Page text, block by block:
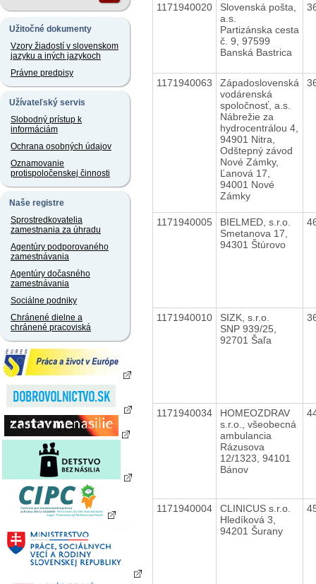
Užitočné dokumenty
Vzory žiadostí v slovenskom
jazyku a iných jazykoch
Právne predpisy
Užívateľský servis
Slobodný prístup k
informáciám
Ochrana osobných údajov
Oznamovanie
protispoločenskej činnosti
Naše registre
Sprostredkovatelia
zamestnania za úhradu
Agentúry podporovaného
zamestnávania
Agentúry dočasného
zamestnávania
Sociálne podniky
Chránené dielne a
chránené pracoviská
1171940020
Slovenská pošta,
a.s.
Partizánska cesta
č. 9, 97599
Banská Bastrica
1171940063
Západoslovenská
vodárenská
spoločnosť, a.s.
Nábrežie za
hydrocentrálou 4,
94901 Nitra,
Odštepný závod
Nové Zámky,
Ľanová 17,
94001 Nové
Zámky
1171940005
BIELMED, s.r.o.
Smetanova 17,
94301 Štúrovo
1171940010
SIZK, s.r.o.
SNP 939/25,
92701 Šaľa
1171940034
HOMEOZDRAV
s.r.o., všeobecná
ambulancia
Rázusova
12/1323, 94101
Bánov
1171940004
CLINICUS s.r.o.
Hledíková 3,
94201 Šurany